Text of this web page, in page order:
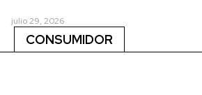
julio 29, 2026
CONSUMIDOR